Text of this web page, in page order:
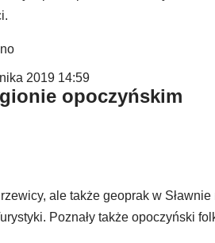
2019 14:59
opoczyńskim
ale także geoprak w
Poznały także opoczyński